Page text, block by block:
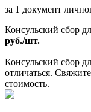
за 1 документ
Консульский сбор
руб./шт.
Консульский сбор
отличаться.
стоимость.